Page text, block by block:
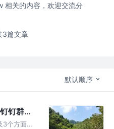
相关的内容，欢迎交流分
3篇文章
默认顺序
钉群消
实践
3个方面。